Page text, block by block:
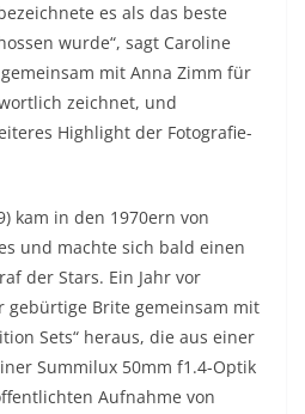
es als das beste
wurde“, sagt Caroline
mit Anna Zimm für
zeichnet, und
Highlight der Fotografie-
kam in den 1970ern von
und machte sich bald einen
der Stars. Ein Jahr vor
gebürtige Brite gemeinsam mit
Sets“ heraus, die aus einer
Summilux 50mm f1.4-Optik
Aufnahme von